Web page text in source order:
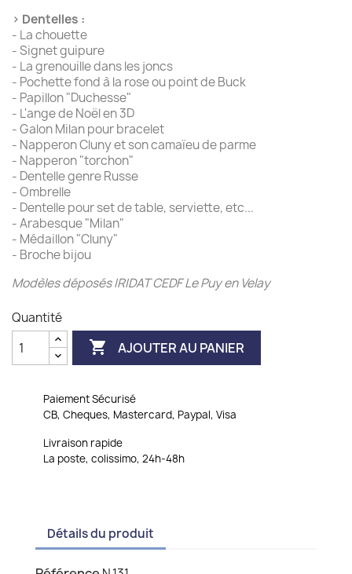
› Dentelles :
- La chouette
- Signet guipure
- La grenouille dans les joncs
- Pochette fond à la rose ou point de Buck
- Papillon "Duchesse"
- L'ange de Noël en 3D
- Galon Milan pour bracelet
- Napperon Cluny et son camaïeu de parme
- Napperon "torchon"
- Dentelle genre Russe
- Ombrelle
- Dentelle pour set de table, serviette, etc...
- Arabesque "Milan"
- Médaillon "Cluny"
- Broche bijou
Modèles déposés IRIDAT CEDF Le Puy en Velay
Quantité
 AJOUTER AU PANIER
Paiement Sécurisé
CB, Cheques, Mastercard, Paypal, Visa
Livraison rapide
La poste, colissimo, 24h-48h
Détails du produit